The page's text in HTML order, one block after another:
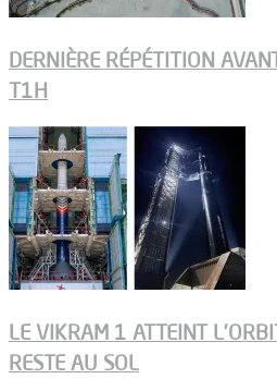
DERNIÈRE RÉPÉTITION
T1H
LE VIKRAM 1 ATTEINT
RESTE AU SOL